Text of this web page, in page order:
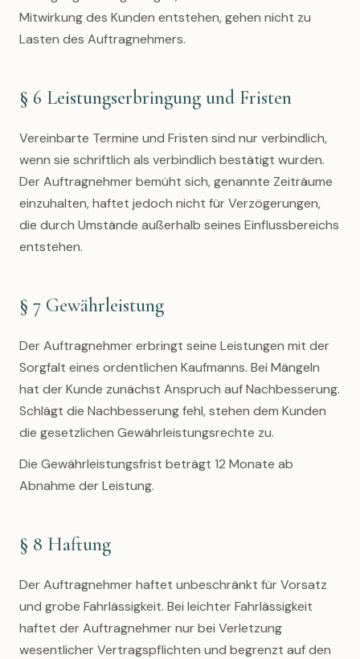
Mitwirkung des Kunden entstehen, gehen nicht zu
Lasten des Auftragnehmers.
§ 6 Leistungserbringung und Fristen
Vereinbarte Termine und Fristen sind nur verbindlich,
wenn sie schriftlich als verbindlich bestätigt wurden.
Der Auftragnehmer bemüht sich, genannte Zeiträume
einzuhalten, haftet jedoch nicht für Verzögerungen,
die durch Umstände außerhalb seines Einflussbereichs
entstehen.
§ 7 Gewährleistung
Der Auftragnehmer erbringt seine Leistungen mit der
Sorgfalt eines ordentlichen Kaufmanns. Bei Mängeln
hat der Kunde zunächst Anspruch auf Nachbesserung.
Schlägt die Nachbesserung fehl, stehen dem Kunden
die gesetzlichen Gewährleistungsrechte zu.
Die Gewährleistungsfrist beträgt 12 Monate ab
Abnahme der Leistung.
§ 8 Haftung
Der Auftragnehmer haftet unbeschränkt für Vorsatz
und grobe Fahrlässigkeit. Bei leichter Fahrlässigkeit
haftet der Auftragnehmer nur bei Verletzung
wesentlicher Vertragspflichten und begrenzt auf den